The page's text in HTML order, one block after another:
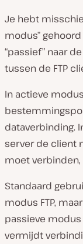
Je hebt
modus”
“passief” naar
tussen de FTP
In actieve
dataverbinding.
server de client
moet
Standaard
modus FTP,
passieve modus
vermijdt